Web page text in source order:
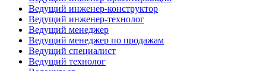
Ведущий инженер-конструктор
Ведущий инженер-технолог
Ведущий менеджер
Ведущий менеджер по продажам
Ведущий специалист
Ведущий технолог